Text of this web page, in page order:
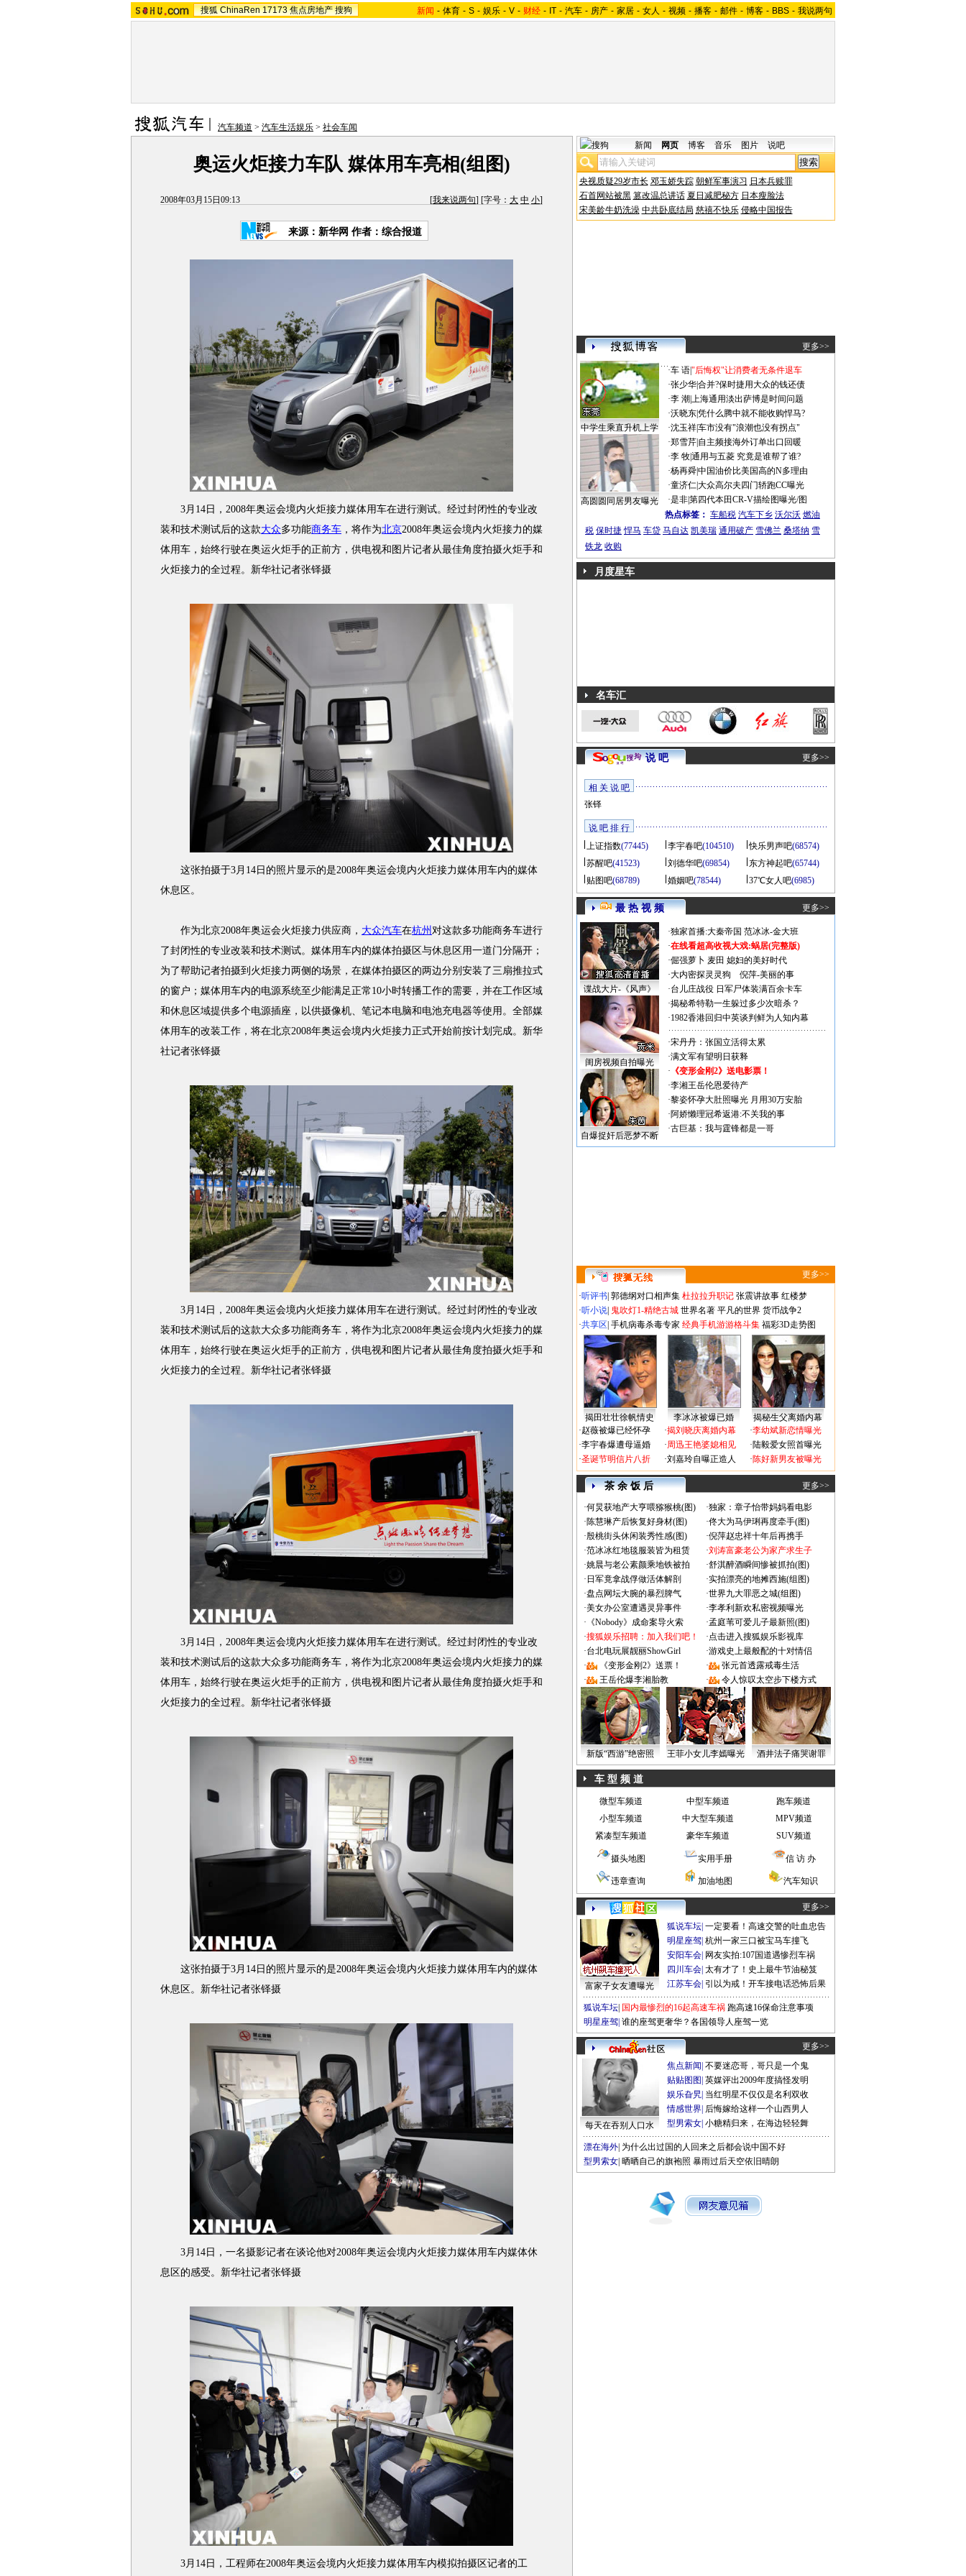
搜狐 ChinaRen 17173 焦点房地产 搜狗 新闻 - 体育 - S - 娱乐 - V - 财经 - IT - 汽车 - 房产 - 家居 - 女人 - 视频 - 播客 - 邮件 - 博客 - BBS - 我说两句
汽车频道 > 汽车生活娱乐 > 社会车闻
奥运火炬接力车队 媒体用车亮相(组图)
2008年03月15日09:13 [我来说两句] [字号： 大 中 小]
来源：新华网 作者：综合报道
3月14日，2008年奥运会境内火炬接力媒体用车在进行测试。经过封闭性的专业改
装和技术测试后的这款大众多功能商务车 ，将作为北京2008年奥运会境内火炬接力的媒
体用车，始终行驶在奥运火炬手的正前方，供电视和图片记者从最佳角度拍摄火炬手和
火炬接力的全过程。新华社记者张铎摄
这张拍摄于3月14日的照片显示的是2008年奥运会境内火炬接力媒体用车内的媒体
休息区。
作为北京2008年奥运会火炬接力供应商， 大众汽车在杭州 对这款多功能商务车进行
了封闭性的专业改装和技术测试。媒体用车内的媒体拍摄区与休息区用一道门分隔开；
为了帮助记者拍摄到火炬接力两侧的场景，在媒体拍摄区的两边分别安装了三扇推拉式
的窗户；媒体用车内的电源系统至少能满足正常10小时转播工作的需要，并在工作区域
和休息区域提供多个电源插座，以供摄像机、笔记本电脑和电池充电器等使用。全部媒
体用车的改装工作，将在北京2008年奥运会境内火炬接力正式开始前按计划完成。新华
社记者张铎摄
3月14日，2008年奥运会境内火炬接力媒体用车在进行测试。经过封闭性的专业改
装和技术测试后的这款大众多功能商务车，将作为北京2008年奥运会境内火炬接力的媒
体用车，始终行驶在奥运火炬手的正前方，供电视和图片记者从最佳角度拍摄火炬手和
火炬接力的全过程。新华社记者张铎摄
3月14日，2008年奥运会境内火炬接力媒体用车在进行测试。经过封闭性的专业改
装和技术测试后的这款大众多功能商务车，将作为北京2008年奥运会境内火炬接力的媒
体用车，始终行驶在奥运火炬手的正前方，供电视和图片记者从最佳角度拍摄火炬手和
火炬接力的全过程。新华社记者张铎摄
这张拍摄于3月14日的照片显示的是2008年奥运会境内火炬接力媒体用车内的媒体
休息区。新华社记者张铎摄
3月14日，一名摄影记者在谈论他对2008年奥运会境内火炬接力媒体用车内媒体休
息区的感受。新华社记者张铎摄
3月14日，工程师在2008年奥运会境内火炬接力媒体用车内模拟拍摄区记者的工
新闻 网页 博客 音乐 图片 说吧
央视质疑29岁市长 邓玉娇失踪 朝鲜军事演习 日本兵赎罪
石首网站被黑 篡改温总讲话 夏日减肥秘方 日本瘦脸法
宋美龄牛奶洗澡 中共卧底结局 慈禧不快乐 侵略中国报告
更多>>
中学生乘直升机上学
高圆圆同居男友曝光
·车 语|"后悔权"让消费者无条件退车
·张少华|合并?保时捷用大众的钱还债
·李 潮 上海通用淡出萨博是时间问题
·沃晓东|凭什么腾中就不能收购悍马?
·沈玉祥|车市没有"浪潮也没有拐点"
·郑雪芹| 自主频接海外订单出口回暖
·李 牧|通用与五菱 究竟是谁帮了谁?
·杨再舜|中国油价比美国高的N多理由
·童济仁|大众高尔夫四门轿跑CC曝光
·是非|第四代本田CR-V描绘图曝光/图
热点标签： 车船税 汽车下乡 沃尔沃 燃油
税 保时捷 悍马 车贷 马自达 凯美瑞 通用破产 雪佛兰 桑塔纳 雪
铁龙 收购
月度星车
名车汇
说 吧 更多>>
相 关 说 吧
张铎
说 吧 排 行
上证指数(77445) 李宇春吧(104510) 快乐男声吧(68574)
苏醒吧(41523) 刘德华吧(69854) 东方神起吧(65744)
贴图吧(68789) 婚姻吧(78544) 37℃女人吧(6985)
最 热 视 频 更多>>
谍战大片-《风声》
闺房视频自拍曝光
自爆捉奸后恶梦不断
·独家首播:大秦帝国 范冰冰-金大班
·在线看超高收视大戏:蜗居(完整版)
·倔强萝卜 麦田 媳妇的美好时代
·大内密探灵灵狗
倪萍-美丽的事
·台儿庄战役 日军尸体装满百余卡车
·揭秘希特勒一生躲过多少次暗杀？
·1982香港回归中英谈判鲜为人知内幕
·宋丹丹：张国立活得太累
·满文军有望明日获释
· 《变形金刚2》送电影票！
·李湘王岳伦恩爱待产
·黎姿怀孕大肚照曝光 月用30万安胎
·阿娇懒理冠希返港:不关我的事
·古巨基：我与霆锋都是一哥
更多>>
·听评书 郭德纲对口相声集 杜拉拉升职记 张震讲故事 红楼梦
·听小说 鬼吹灯1-精绝古城 世界名著 平凡的世界 货币战争2
·共享区 手机病毒杀毒专家 经典手机游游格斗集 福彩3D走势图
揭田壮壮徐帆情史 李冰冰被爆已婚
揭秘生父离婚内幕
·赵薇被爆已经怀孕
·李宇春爆遭母逼婚
·圣诞节明信片八折
·揭刘晓庆离婚内幕
·周迅王艳婆媳相见
·刘嘉玲自曝正造人
·李幼斌新恋情曝光
·陆毅爱女照首曝光
·陈好新男友被曝光
茶 余 饭 后 更多>>
·何炅获地产大亨喂猕猴桃(图) ·独家：章子怡带妈妈看电影
·陈慧琳产后恢复好身材(图) ·佟大为马伊琍再度牵手(图)
·殷桃街头休闲装秀性感(图) ·倪萍赵忠祥十年后再携手
·范冰冰红地毯服装皆为租赁 ·刘涛富豪老公为家产求生子
·姚晨与老公素颜乘地铁被拍 ·舒淇醉酒瞬间惨被抓拍(图)
· 日军竟拿战俘做活体解剖 ·实拍漂亮的地摊西施(组图)
·盘点网坛大腕的暴烈脾气 ·世界九大罪恶之城(组图)
·美女办公室遭遇灵异事件 ·李孝利新欢私密视频曝光
· 《Nobody》成命案导火索 ·孟庭苇可爱儿子最新照(图)
·搜狐娱乐招聘：加入我们吧！ ·点击进入搜狐娱乐影视库
·台北电玩展靓丽ShowGirl ·游戏史上最般配的十对情侣
·
《变形金刚2》送票！ ·
张元首透露戒毒生活
·
王岳伦爆李湘胎教 · 令人惊叹太空步下楼方式
新版“西游”绝密照 王菲小女儿李嫣曝光 酒井法子痛哭谢罪
车 型 频 道
微型车频道 中型车频道
跑车频道
小型车频道
中大型车频道
MPV频道
紧凑型车频道
豪华车频道 SUV频道
摄头地图 实用手册 信 访 办
违章查询 加油地图 汽车知识
更多>>
富家子女友遭曝光
狐说车坛 一定要看！高速交警的吐血忠告
明星座驾 杭州一家三口被宝马车撞飞
安阳车会 网友实拍:107国道遇惨烈车祸
四川车会 太有才了！史上最牛节油秘笈
江苏车会 引以为戒！开车接电话恐怖后果
狐说车坛 国内最惨烈的16起高速车祸 跑高速16保命注意事项
明星座驾 谁的座驾更奢华？各国领导人座驾一览
更多>>
每天在吞别人口水
焦点新闻 不要迷恋哥，哥只是一个鬼
贴贴图图 英媒评出2009年度搞怪发明
娱乐旮旯 当红明星不仅仅是名利双收
情感世界 后悔嫁给这样一个山西男人
型男索女 小糖精归来，在海边轻轻舞
漂在海外 为什么出过国的人回来之后都会说中国不好
型男索女 晒晒自己的旗袍照 暴雨过后天空依旧晴朗